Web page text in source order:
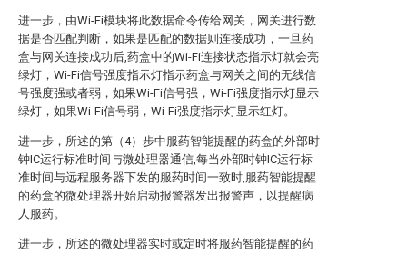
进一步，由Wi-Fi模块将此数据命令传给网关，网关进行数
据是否匹配判断，如果是匹配的数据则连接成功，一旦药
盒与网关连接成功后,药盒中的Wi-Fi连接状态指示灯就会亮
绿灯，Wi-Fi信号强度指示灯指示药盒与网关之间的无线信
号强度强或者弱，如果Wi-Fi信号强，Wi-Fi强度指示灯显示
绿灯，如果Wi-Fi信号弱，Wi-Fi强度指示灯显示红灯。
进一步，所述的第（4）步中服药智能提醒的药盒的外部时
钟IC运行标准时间与微处理器通信,每当外部时钟IC运行标
准时间与远程服务器下发的服药时间一致时,服药智能提醒
的药盒的微处理器开始启动报警器发出报警声，以提醒病
人服药。
进一步，所述的微处理器实时或定时将服药智能提醒的药